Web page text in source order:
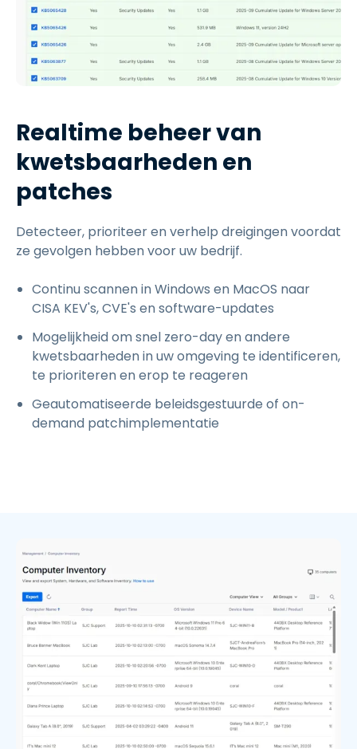
Realtime beheer van
kwetsbaarheden en
patches
Detecteer, prioriteer en verhelp dreigingen voordat
ze gevolgen hebben voor uw bedrijf.
Continu scannen in Windows en MacOS naar
CISA KEV's, CVE's en software-updates
Mogelijkheid om snel zero-day en andere
kwetsbaarheden in uw omgeving te identificeren,
te prioriteren en erop te reageren
Geautomatiseerde beleidsgestuurde of on-
demand patchimplementatie